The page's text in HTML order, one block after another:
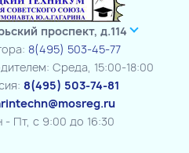
проспект, д.114
8(495) 503-45-77
Среда, 15:00-18:00
8(495) 503-74-81
Пт, с 9:00 до 16:30